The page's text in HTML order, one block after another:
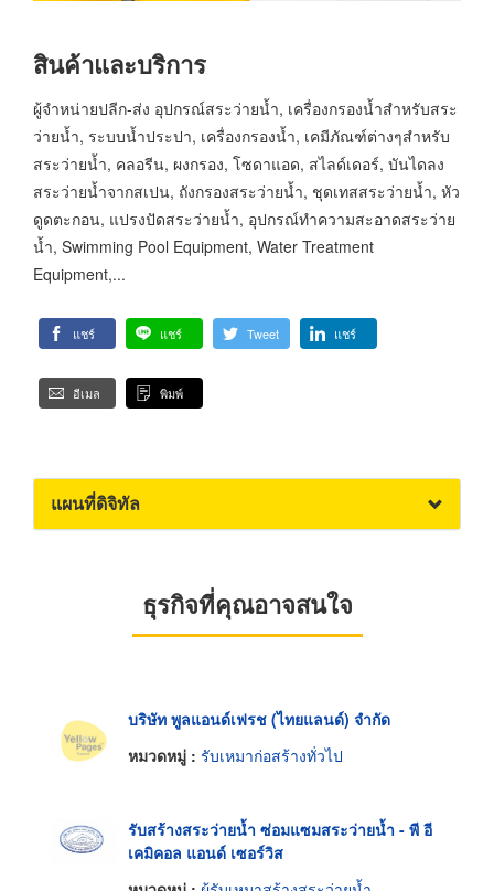
สินค้าและบริการ
ผู้จำหน่ายปลีก-ส่ง อุปกรณ์สระว่ายน้ำ, เครื่องกรองน้ำสำหรับสระ
ว่ายน้ำ, ระบบน้ำประปา, เครื่องกรองน้ำ, เคมีภัณฑ์ต่างๆสำหรับ
สระว่ายน้ำ, คลอรีน, ผงกรอง, โซดาแอด, สไลด์เดอร์, บันไดลง
สระว่ายน้ำจากสเปน, ถังกรองสระว่ายน้ำ, ชุดเทสสระว่ายน้ำ, หัว
ดูดตะกอน, แปรงปัดสระว่ายน้ำ, อุปกรณ์ทำความสะอาดสระว่าย
น้ำ, Swimming Pool Equipment, Water Treatment
Equipment,...
แชร์ แชร์ Tweet แชร์
อีเมล พิมพ์
แผนที่ดิจิทัล
ธุรกิจที่คุณอาจสนใจ
บริษัท พูลแอนด์เฟรช (ไทยแลนด์) จำกัด
หมวดหมู่ : รับเหมาก่อสร้างทั่วไป
รับสร้างสระว่ายน้ำ ซ่อมแซมสระว่ายน้ำ - พี อี
เคมิคอล แอนด์ เซอร์วิส